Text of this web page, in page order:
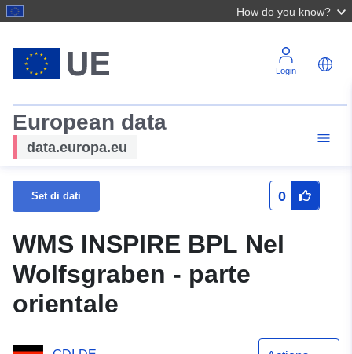
How do you know?
Login
European data
data.europa.eu
Set di dati 0
WMS INSPIRE BPL Nel
Wolfsgraben - parte
orientale